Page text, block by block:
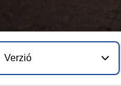
Verzió